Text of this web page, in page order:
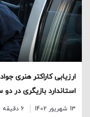
ارزیابی کاراکتر هنری
استاندارد بازیگری در
13 شهریور 1402 6 دقیقه